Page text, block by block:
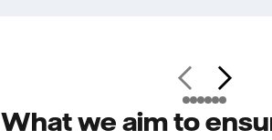
What we aim to